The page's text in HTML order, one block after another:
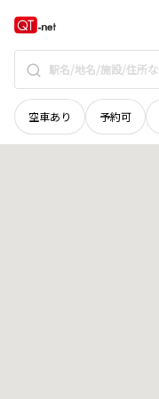
空車あり 予約可
秋田県